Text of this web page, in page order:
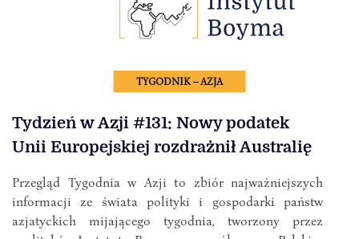
TYGODNIK – AZJA
Tydzień w Azji #131: Nowy podatek
Unii Europejskiej rozdrażnił Australię
Przegląd Tygodnia w Azji to zbiór najważniejszych
informacji ze świata polityki i gospodarki państw
azjatyckich mijającego tygodnia, tworzony przez